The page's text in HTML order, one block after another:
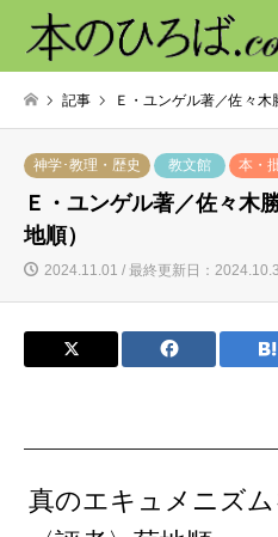
記事 Ｅ・ユンゲル著／佐々
神学･教理・歴史 教文館 本・
Ｅ・ユンゲル著／佐々
地順）
2024.11.01 / 最終更新日：
真のエキュメニズ